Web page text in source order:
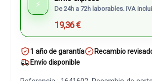
⚡ De 24h a 72h laborables. IVA
19,36 €
1 año de garantía
Recambio
Envío disponible